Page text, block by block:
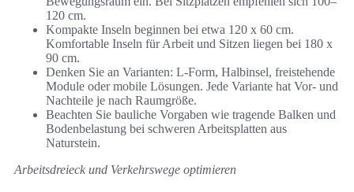
120 cm.
Kompakte Inseln beginnen bei etwa 120 x 60 cm.
Komfortable Inseln für Arbeit und Sitzen liegen bei 180 x
90 cm.
Denken Sie an Varianten: L‑Form, Halbinsel, freistehende
Module oder mobile Lösungen. Jede Variante hat Vor- und
Nachteile je nach Raumgröße.
Beachten Sie bauliche Vorgaben wie tragende Balken und
Bodenbelastung bei schweren Arbeitsplatten aus
Naturstein.
Arbeitsdreieck und Verkehrswege optimieren